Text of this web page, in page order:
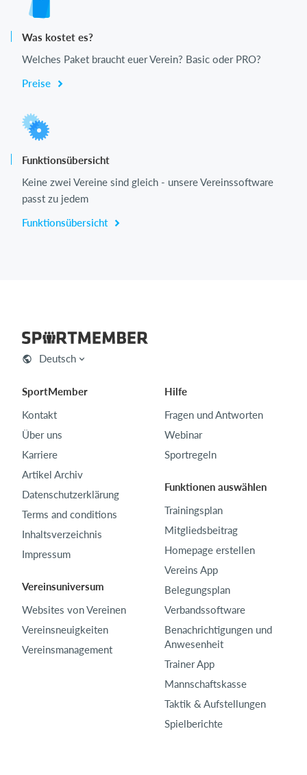
Was kostet es?
Welches Paket braucht euer Verein? Basic oder PRO?
Preise
Funktionsübersicht
Keine zwei Vereine sind gleich - unsere Vereinssoftware
passt zu jedem
Funktionsübersicht
Deutsch
SportMember
Kontakt
Über uns
Karriere
Artikel Archiv
Datenschutzerklärung
Terms and conditions
Inhaltsverzeichnis
Impressum
Vereinsuniversum
Websites von Vereinen
Vereinsneuigkeiten
Vereinsmanagement
Hilfe
Fragen und Antworten
Webinar
Sportregeln
Funktionen auswählen
Trainingsplan
Mitgliedsbeitrag
Homepage erstellen
Vereins App
Belegungsplan
Verbandssoftware
Benachrichtigungen und
Anwesenheit
Trainer App
Mannschaftskasse
Taktik & Aufstellungen
Spielberichte